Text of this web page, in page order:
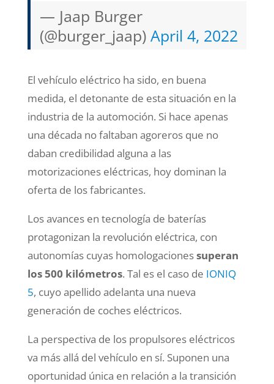
— Jaap Burger
(@burger_jaap) April 4, 2022
El vehículo eléctrico ha sido, en buena
medida, el detonante de esta situación en la
industria de la automoción. Si hace apenas
una década no faltaban agoreros que no
daban credibilidad alguna a las
motorizaciones eléctricas, hoy dominan la
oferta de los fabricantes.
Los avances en tecnología de baterías
protagonizan la revolución eléctrica, con
autonomías cuyas homologacionessuperan
los 500 kilómetros. Tal es el caso de IONIQ
5, cuyo apellido adelanta una nueva
generación de coches eléctricos.
La perspectiva de los propulsores eléctricos
va más allá del vehículo en sí. Suponen una
oportunidad única en relación a la transición